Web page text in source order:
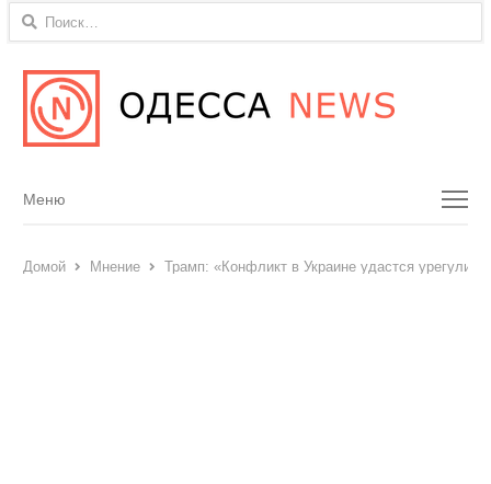
Найти:
Menu
Меню
Домой Мнение Трамп: «Конфликт в Украине удастся